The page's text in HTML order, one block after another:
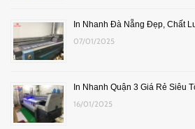
In Nhanh Đà Nẵng Đẹp, Chất
07/01/2025
In Nhanh Quận 3 Giá Rẻ Siêu
16/01/2025